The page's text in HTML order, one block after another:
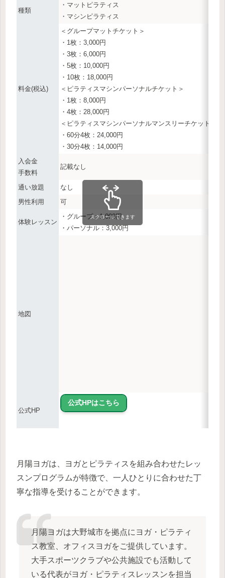
種類
・マットピラティス
・マシンピラティス
料金(税込)
＜グループマットチケット＞
・1枚：3,000円
・3枚：6,000円
・5枚：10,000円
・10枚：18,000円
＜ピラティスマシンパーソナルチケット＞
・1枚：8,000円
・4枚：28,000円
＜ピラティスマシンパーソナルマンスリーチケット＞
・60分4枚：24,000円
・30分4枚：14,000円
入会金
手数料
記載なし
通い放題
なし
男性利用
可
体験レッスン
・グループ：1,000円
・パーソナル：3,000円
地図
公式HP
公式HPはこちら
スクロールできます
月陽ヨガは、ヨガとピラティスを組み合わせたレッ
スンプログラムが特徴で、一人ひとりに合わせた丁
寧な指導を受けることができます。
月陽ヨガは大野城市を拠点にヨガ・ピラティ
ス教室、オフィスヨガをご提供しています。
大手スポーツクラブや公共施設でも活動して
いる代表がヨガ・ピラティスレッスンを担当